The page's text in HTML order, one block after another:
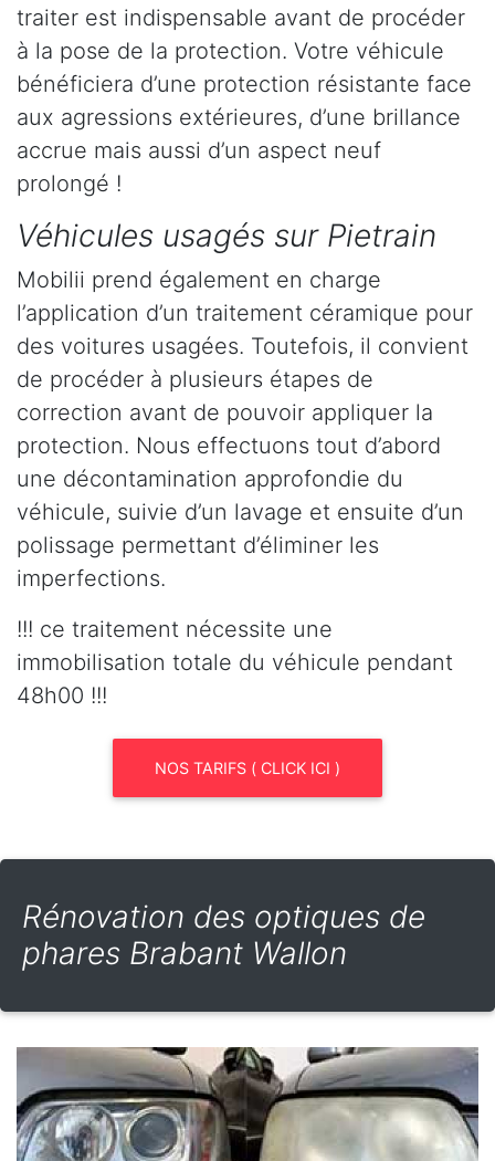
traiter est indispensable avant de procéder
à la pose de la protection. Votre véhicule
bénéficiera d’une protection résistante face
aux agressions extérieures, d’une brillance
accrue mais aussi d’un aspect neuf
prolongé !
Véhicules usagés sur Pietrain
Mobilii prend également en charge
l’application d’un traitement céramique pour
des voitures usagées. Toutefois, il convient
de procéder à plusieurs étapes de
correction avant de pouvoir appliquer la
protection. Nous effectuons tout d’abord
une décontamination approfondie du
véhicule, suivie d’un lavage et ensuite d’un
polissage permettant d’éliminer les
imperfections.
!!! ce traitement nécessite une
immobilisation totale du véhicule pendant
48h00 !!!
NOS TARIFS ( CLICK ICI )
Rénovation des optiques de
phares Brabant Wallon